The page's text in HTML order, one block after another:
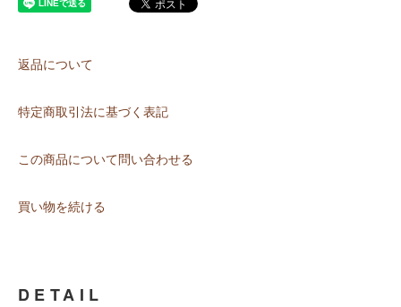
返品について
特定商取引法に基づく表記
この商品について問い合わせる
買い物を続ける
DETAIL